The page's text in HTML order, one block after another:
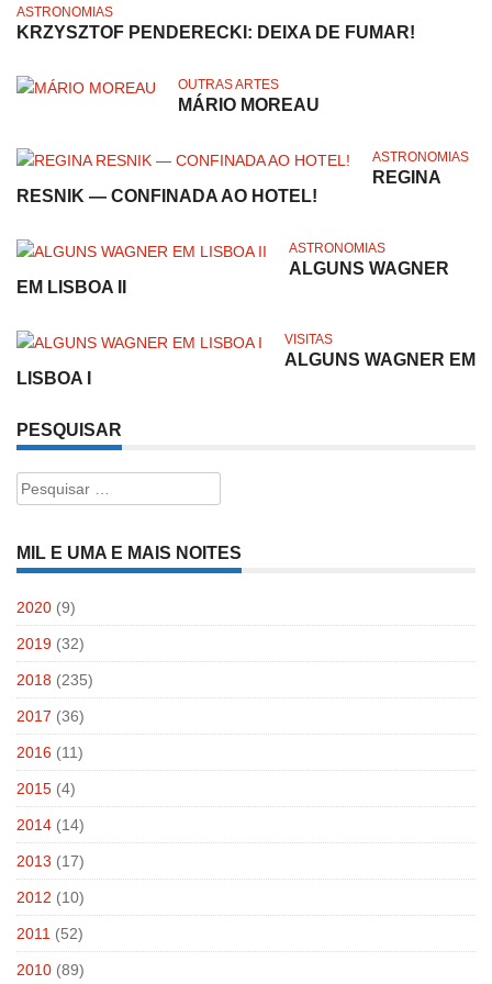
ASTRONOMIAS
KRZYSZTOF PENDERECKI: DEIXA DE FUMAR!
OUTRAS ARTES
MÁRIO MOREAU
ASTRONOMIAS
REGINA
RESNIK — CONFINADA AO HOTEL!
ASTRONOMIAS
ALGUNS WAGNER
EM LISBOA II
VISITAS
ALGUNS WAGNER EM
LISBOA I
PESQUISAR
Pesquisar
por:
MIL E UMA E MAIS NOITES
2020 (9)
2019 (32)
2018 (235)
2017 (36)
2016 (11)
2015 (4)
2014 (14)
2013 (17)
2012 (10)
2011 (52)
2010 (89)